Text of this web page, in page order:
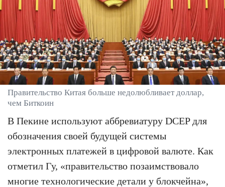
Правительство Китая больше недолюбливает доллар,
чем Биткоин
В Пекине используют аббревиатуру DCEP для
обозначения своей будущей системы
электронных платежей в цифровой валюте. Как
отметил Гу, «правительство позаимствовало
многие технологические детали у блокчейна»,